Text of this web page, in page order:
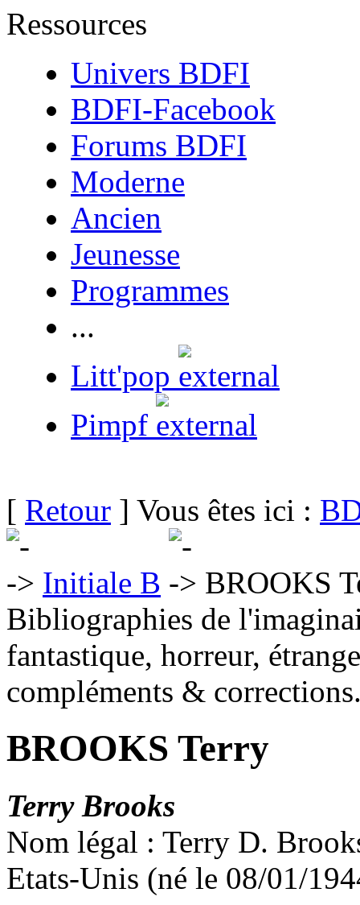
Ressources
Univers BDFI
BDFI-Facebook
Forums BDFI
Moderne
Ancien
Jeunesse
Programmes
...
Litt'pop
Pimpf
[ Retour ] Vous êtes ici :
Initiale B
BROOKS
Bibliographies de
fantastique, horreur,
compléments &
BROOKS Terry
Terry Brooks
Nom légal : Terry D.
Etats-Unis (né le 08/01/